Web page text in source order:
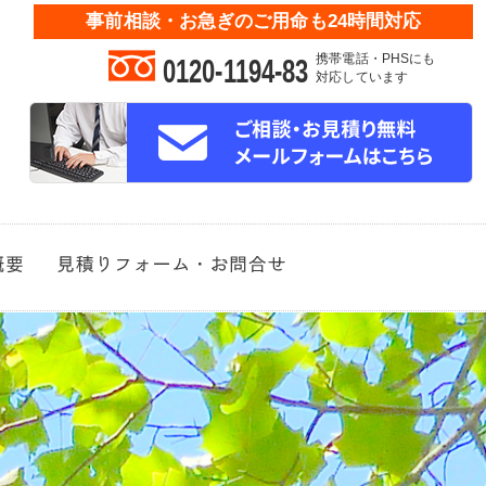
事前相談・お急ぎのご用命も24時間対応
0120-1194-83 携帯電話・PHSにも
対応しています